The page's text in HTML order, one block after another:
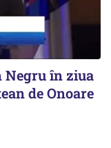
Negru în ziua
de Onoare